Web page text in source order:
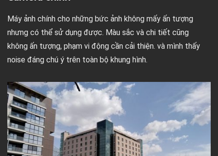
Máy ảnh chính cho những bức ảnh không mấy ấn tượng
nhưng có thể sử dụng được. Màu sắc và chi tiết cũng
không ấn tượng, phạm vi động cần cải thiện. và mình thấy
noise đáng chú ý trên toàn bộ khung hình.